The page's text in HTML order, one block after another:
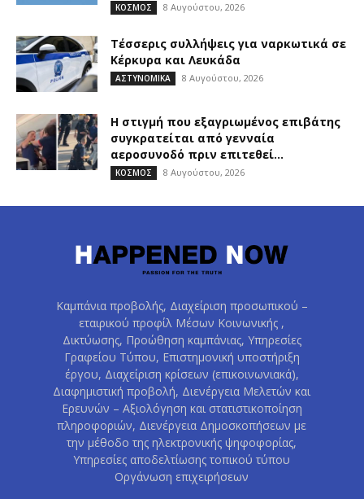
ΚΟΣΜΟΣ 8 Αυγούστου, 2026
Τέσσερις συλλήψεις για ναρκωτικά σε
Κέρκυρα και Λευκάδα
ΑΣΤΥΝΟΜΙΚΑ 8 Αυγούστου, 2026
Η στιγμή που εξαγριωμένος επιβάτης
συγκρατείται από γενναία
αεροσυνοδό πριν επιτεθεί...
ΚΟΣΜΟΣ 8 Αυγούστου, 2026
Καμπάνια προβολής, Διαχείριση προσωπικού –
εταιρικού προφίλ Μέσων Κοινωνικής ,
Δικτύωσης, Προώθηση καμπάνιας, Υπηρεσίες
Γραφείου Τύπου, Επιστημονική υποστήριξη
έργου, Διαχείριση κρίσεων (επικοινωνιακά),
Διαφημιστική προβολή, Διενέργεια Μελετών και
Ερευνών – Αξιολόγηση και στατιστικοποίηση
πληροφοριών, Διενέργεια Δημοσκοπήσεων με
την μέθοδο της ηλεκτρονικής ψηφοφορίας,
Υπηρεσίες αποδελτίωσης τοπικού τύπου
Οργάνωση επιχειρήσεων